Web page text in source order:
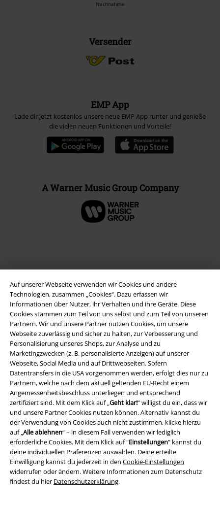
Auf unserer Webseite verwenden wir Cookies und andere
Technologien, zusammen „Cookies“. Dazu erfassen wir
Informationen über Nutzer, ihr Verhalten und ihre Geräte. Diese
Cookies stammen zum Teil von uns selbst und zum Teil von unseren
Partnern. Wir und unsere Partner nutzen Cookies, um unsere
Webseite zuverlässig und sicher zu halten, zur Verbesserung und
Personalisierung unseres Shops, zur Analyse und zu
Marketingzwecken (z. B. personalisierte Anzeigen) auf unserer
Webseite, Social Media und auf Drittwebseiten. Sofern
Datentransfers in die USA vorgenommen werden, erfolgt dies nur zu
Partnern, welche nach dem aktuell geltenden EU-Recht einem
Angemessenheitsbeschluss unterliegen und entsprechend
zertifiziert sind. Mit dem Klick auf „Geht klar!“ willigst du ein, dass wir
und unsere Partner Cookies nutzen können. Alternativ kannst du
der Verwendung von Cookies auch nicht zustimmen, klicke hierzu
auf „Alle ablehnen“ – in diesem Fall verwenden wir lediglich
erforderliche Cookies. Mit dem Klick auf "Einstellungen" kannst du
deine individuellen Präferenzen auswählen. Deine erteilte
Einwilligung kannst du jederzeit in den Cookie-Einstellungen
widerrufen oder ändern. Weitere Informationen zum Datenschutz
findest du hier Datenschutzerklärung.
Nachnahme
Versender
EMP App
Lade dir jetzt kostenlos unsere neue EMP App runter und genieße
die vielen neuen Funktionen und Vorteile!
A Warner Music Group Company
Rechtliches
AGB
Impressum
Datenschutz
Entsorgung und Umweltschutz
Konformitätserklärung
Information zur Barrierefreiheit
Cookie-Einstellungen